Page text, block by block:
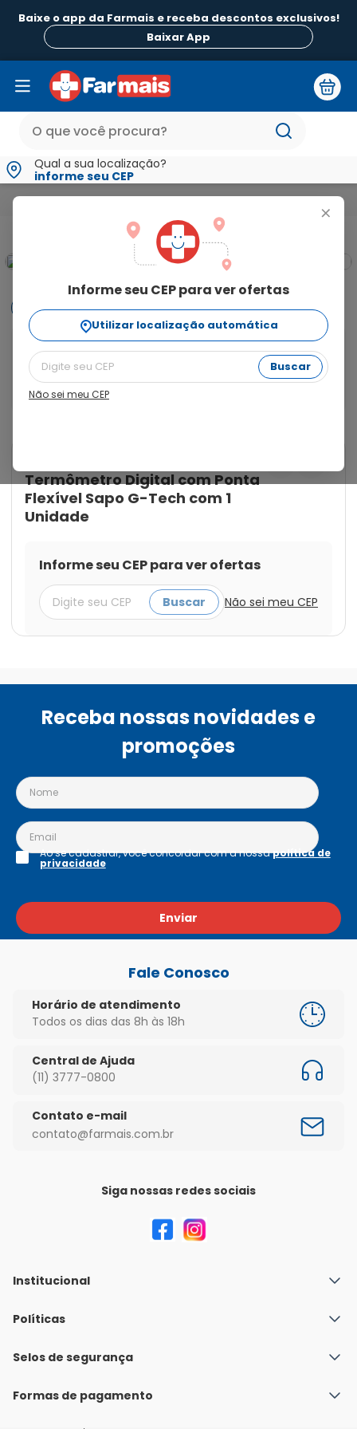
Baixe o app da Farmais e receba descontos exclusivos!
Baixar App
Qual a sua localização?
informe seu CEP
+
Informe seu CEP para ver ofertas
Utilizar localização automática
Buscar
Não sei meu CEP
Monitores Aparelhos para Saúde e
Informações
Termômetro Clínico Digital G-Tech, flexível, colorido e
decorado em forma de sapinho, para distrair sua
criança enquanto você mamãe, cuida da saúde dela
de maneira segura e eficiente.
Termômetro Digital com Ponta
Flexível Sapo G-Tech com 1
Unidade
Informe seu CEP para ver ofertas
Buscar Não sei meu CEP
Receba nossas novidades e
promoções
Enviar
Ao se cadastrar, você concordar com a nossapolítica de
privacidade
Fale Conosco
Horário de atendimento
Todos os dias das 8h às 18h
Central de Ajuda
(11) 3777-0800
Contato e-mail
contato@farmais.com.br
Siga nossas redes sociais
Institucional
Quem Somos
Nossas lojas
Políticas
Política de Envio
Políticas de Trocas e Devoluções
Selos de segurança
Formas de pagamento